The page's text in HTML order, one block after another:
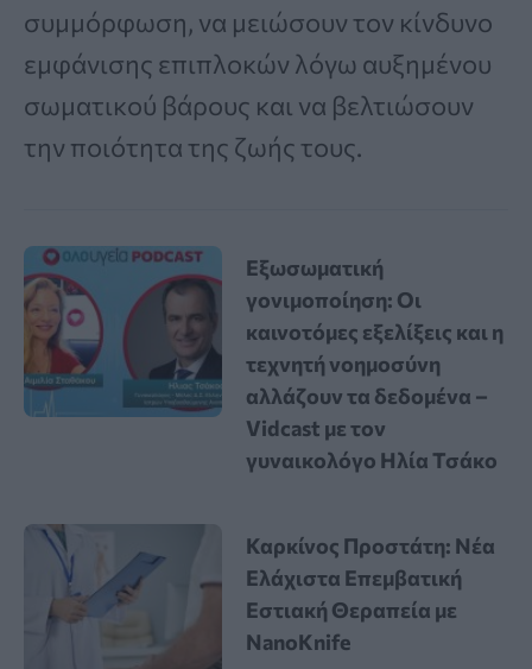
συμμόρφωση, να μειώσουν τον κίνδυνο
εμφάνισης επιπλοκών λόγω αυξημένου
σωματικού βάρους και να βελτιώσουν
την ποιότητα της ζωής τους.
Εξωσωματική
γονιμοποίηση: Οι
καινοτόμες εξελίξεις και η
τεχνητή νοημοσύνη
αλλάζουν τα δεδομένα –
Vidcast με τον
γυναικολόγο Ηλία Τσάκο
Καρκίνος Προστάτη: Νέα
Ελάχιστα Επεμβατική
Εστιακή Θεραπεία με
NanoKnife